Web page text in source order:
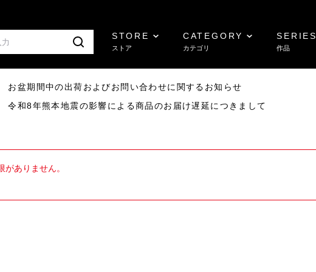
STORE
ストア
CATEGORY
カテゴリ
SERIES
作品
盆期間中の出荷およびお問い合わせに関するお知らせ
和8年熊本地震の影響による商品のお届け遅延につきまして
ありません。